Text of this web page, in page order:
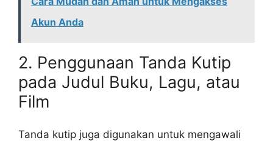
Akun Anda
2. Penggunaan Tanda Kutip
pada Judul Buku, Lagu, atau
Film
Tanda kutip juga digunakan untuk mengawali